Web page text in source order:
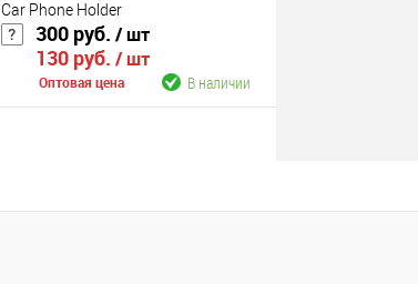
Car Phone Holder
300 руб. / шт
130 руб. / шт
Оптовая цена В наличии